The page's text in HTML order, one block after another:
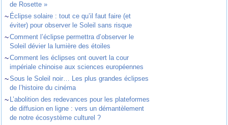
de Rosette »
~ Éclipse solaire : tout ce qu’il faut faire (et
éviter) pour observer le Soleil sans risque
~Comment l’éclipse permettra d’observer le
Soleil dévier la lumière des étoiles
~Comment les éclipses ont ouvert la cour
impériale chinoise aux sciences européennes
~Sous le Soleil noir… Les plus grandes éclipses
de l’histoire du cinéma
~ L’abolition des redevances pour les plateformes
de diffusion en ligne : vers un démantèlement
de notre écosystème culturel ?